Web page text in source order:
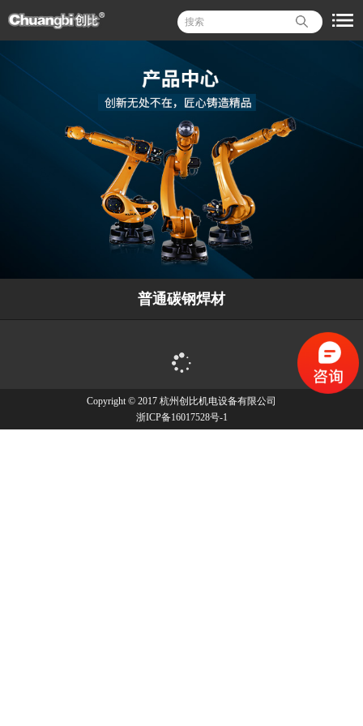
普通碳钢焊材
Copyright © 2017 杭州创比机电设备有限公司
浙ICP备16017528号-1